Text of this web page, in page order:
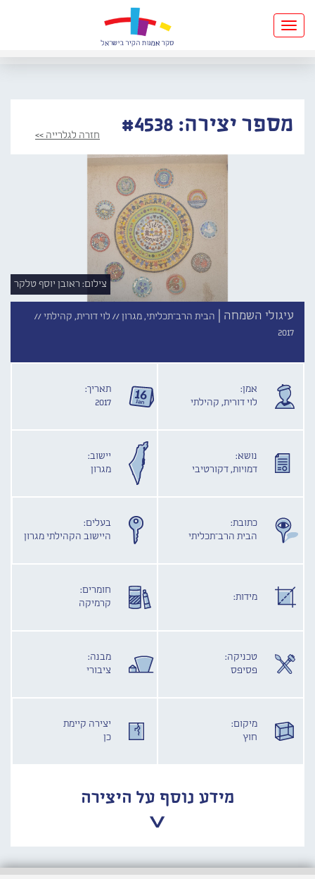
Toggle
navigation
מספר יצירה: #4538 חזרה לגלרייה >>
צילום: ראובן יוסף טלקר
עיגולי השמחה | הבית הרב־תכליתי, מגרון // לוי דורית, קהילתי //
2017
אמן:
לוי דורית, קהילתי
תאריך:
2017
נושא:
דמויות, דקורטיבי
יישוב:
מגרון
כתובת:
הבית הרב־תכליתי
בעלים:
היישוב הקהילתי מגרון
מידות:
חומרים:
קרמיקה
טכניקה:
פסיפס
מבנה:
ציבורי
מיקום:
חוץ
יצירה קיימת
כן
מידע נוסף על היצירה